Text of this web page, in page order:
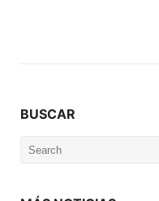
BUSCAR
Search